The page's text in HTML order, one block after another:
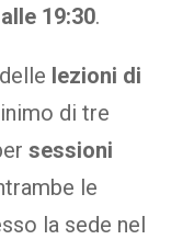
19:30.
lezioni di
di tre
sessioni
le
la sede nel